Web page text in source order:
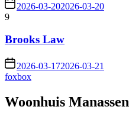
2026-03-202026-03-20
9
Brooks Law
2026-03-172026-03-21
foxbox
Woonhuis Manassen